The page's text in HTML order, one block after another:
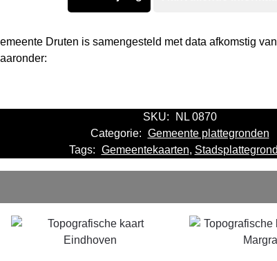
Druten is samengesteld met data afkomstig
SKU:
NL 0870
Categorie: Gemeente plattegronden
Tags: Gemeentekaarten,